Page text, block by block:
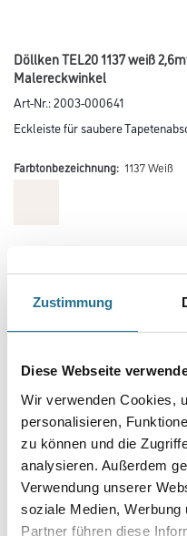
Zustimmung
Diese Webseite
Wir verwenden Cookies,
personalisieren,
zu können und die
analysieren. Außerdem
Verwendung unserer
soziale Medien, Werbung
Partner führen diese
Döllken TEL20 1137 weiß
Malereckwinkel
Art-Nr.:2003-000641
Eckleiste für saubere
Farbtonbezeichnung: 1137 Weiß
Länge in centimeter
Breite in centimeter
Gebinde